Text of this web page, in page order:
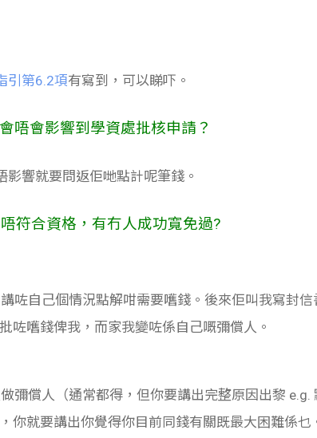
引第6.2項有寫到，可以睇吓。
唔會影響到學資處批核申請？
響就要問返佢哋點計呢筆錢。
符合資格，有冇人成功寬免過?
咗自己個情況點解咁需要嚿錢。後來佢叫我寫封信
咗嚿錢俾我，而家我變咗係自己嘅彌償人。
償人（通常都得，但你要講出完整原因出黎 e.g.
就要講出你覺得你目前同錢有關既最大困難係乜